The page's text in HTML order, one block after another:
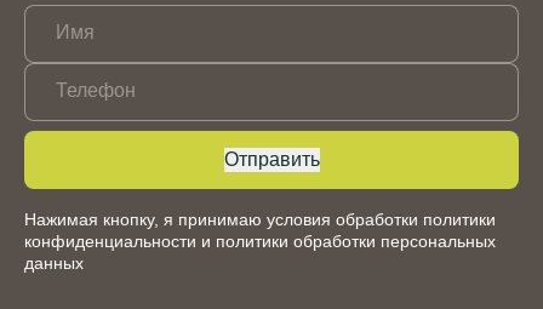
Имя
Телефон
Отправить
Нажимая кнопку, я принимаю условия обработки политики
конфиденциальности и политики обработки персональных
данных